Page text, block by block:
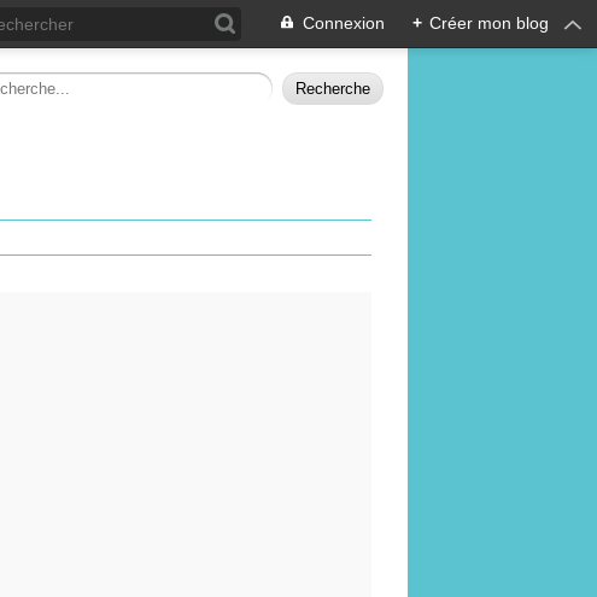
Connexion + Créer mon blog